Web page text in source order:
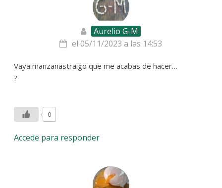
Aurelio G-M
el 05/11/2023 a las 14:53
Vaya manzanastraigo que me acabas de hacer…
?
0
Accede para responder